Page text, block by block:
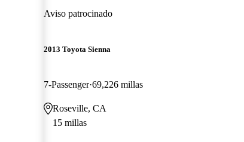
Aviso patrocinado
2013 Toyota Sienna
7-Passenger 69,226 millas
Roseville, CA
15 millas